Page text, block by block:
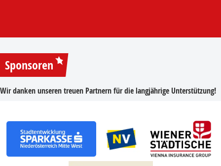
Sponsoren
Wir danken unseren treuen Partnern für die langjährige Unterstützung!